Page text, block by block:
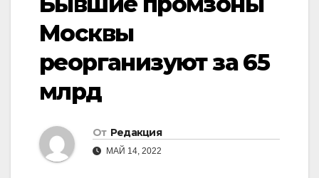
Москвы
реорганизуют за 65
млрд
От Редакция
МАЙ 14, 2022